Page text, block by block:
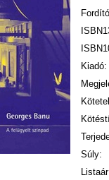
Fordító
Kiadó:
Súly: